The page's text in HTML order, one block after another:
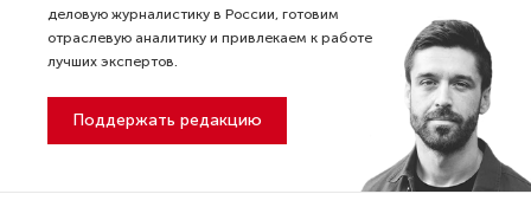
деловую журналистику в России, готовим
отраслевую аналитику и привлекаем к работе
лучших экспертов.
Поддержать редакцию